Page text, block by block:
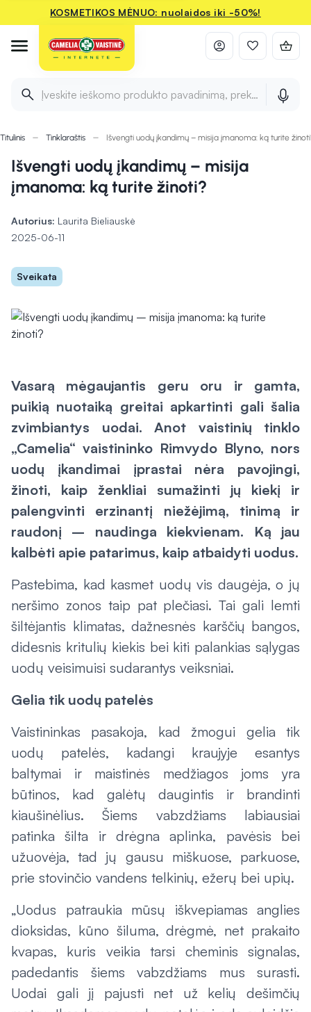
KOSMETIKOS MĖNUO: nuolaidos iki -50%!
Įveskite ieškomo produkto pavadinimą, prekės ženklą ir
Titulinis Tinklaraštis Išvengti uodų įkandimų – misija įmanoma: ką turite
Išvengti uodų įkandimų – misija
įmanoma: ką turite žinoti?
Autorius: Laurita Bieliauskė
2025-06-11
Sveikata
Vasarą mėgaujantis geru oru ir gamta,
puikią nuotaiką greitai apkartinti gali šalia
zvimbiantys uodai. Anot vaistinių tinklo
„Camelia“ vaistininko Rimvydo Blyno, nors
uodų įkandimai įprastai nėra pavojingi,
žinoti, kaip ženkliai sumažinti jų kiekį ir
palengvinti erzinantį niežėjimą, tinimą ir
raudonį – naudinga kiekvienam. Ką jau
kalbėti apie patarimus, kaip atbaidyti uodus.
Pastebima, kad kasmet uodų vis daugėja, o jų
neršimo zonos taip pat plečiasi. Tai gali lemti
šiltėjantis klimatas, dažnesnės karščių bangos,
didesnis kritulių kiekis bei kiti palankias sąlygas
uodų veisimuisi sudarantys veiksniai.
Gelia tik uodų patelės
Vaistininkas pasakoja, kad žmogui gelia tik
uodų patelės, kadangi kraujyje esantys
baltymai ir maistinės medžiagos joms yra
būtinos, kad galėtų daugintis ir brandinti
kiaušinėlius. Šiems vabzdžiams labiausiai
patinka šilta ir drėgna aplinka, pavėsis bei
užuovėja, tad jų gausu miškuose, parkuose,
prie stovinčio vandens telkinių, ežerų bei upių.
„Uodus patraukia mūsų iškvepiamas anglies
dioksidas, kūno šiluma, drėgmė, net prakaito
kvapas, kuris veikia tarsi cheminis signalas,
padedantis šiems vabzdžiams mus surasti.
Uodai gali jį pajusti net už kelių dešimčių